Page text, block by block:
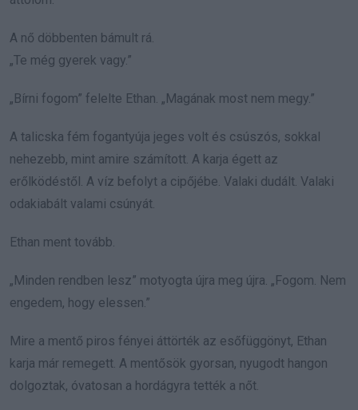
A nő döbbenten bámult rá.
„Te még gyerek vagy.”
„Bírni fogom” felelte Ethan. „Magának most nem megy.”
A talicska fém fogantyúja jeges volt és csúszós, sokkal
nehezebb, mint amire számított. A karja égett az
erőlködéstől. A víz befolyt a cipőjébe. Valaki dudált. Valaki
odakiabált valami csúnyát.
Ethan ment tovább.
„Minden rendben lesz” motyogta újra meg újra. „Fogom. Nem
engedem, hogy elessen.”
Mire a mentő piros fényei áttörték az esőfüggönyt, Ethan
karja már remegett. A mentősök gyorsan, nyugodt hangon
dolgoztak, óvatosan a hordágyra tették a nőt.